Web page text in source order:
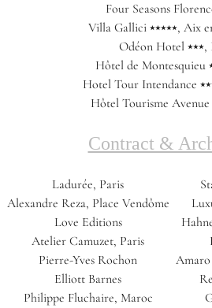
Four Seasons
Villa Gallici ⭑⭑⭑⭑⭑, Aix
Odéon Hotel ⭑⭑⭑,
Hôtel de Montesquieu
Hotel Tour Intendance
Hôtel Tourisme Avenue
Contract &
Ladurée, Paris
Alexandre Reza, Place Vendôme
Love Editions
Atelier Camuzet, Paris
Pierre-Yves Rochon
Elliott Barnes
Philippe Fluchaire, Maroc
Amaro